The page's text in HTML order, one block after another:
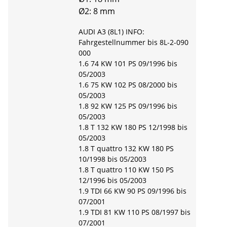
Ø2: 8 mm
AUDI A3 (8L1) INFO:
Fahrgestellnummer bis 8L-2-090
000
1.6 74 KW 101 PS 09/1996 bis
05/2003
1.6 75 KW 102 PS 08/2000 bis
05/2003
1.8 92 KW 125 PS 09/1996 bis
05/2003
1.8 T 132 KW 180 PS 12/1998 bis
05/2003
1.8 T quattro 132 KW 180 PS
10/1998 bis 05/2003
1.8 T quattro 110 KW 150 PS
12/1996 bis 05/2003
1.9 TDI 66 KW 90 PS 09/1996 bis
07/2001
1.9 TDI 81 KW 110 PS 08/1997 bis
07/2001